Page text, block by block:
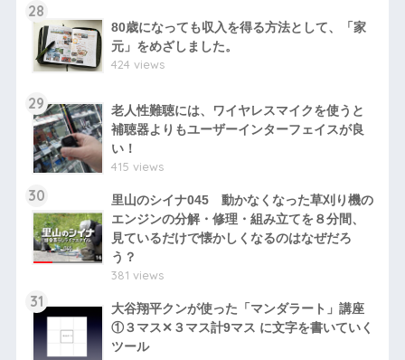
28
80歳になっても収入を得る方法として、「家
元」をめざしました。
424 views
29
老人性難聴には、ワイヤレスマイクを使うと
補聴器よりもユーザーインターフェイスが良
い！
415 views
30
里山のシイナ045 動かなくなった草刈り機の
エンジンの分解・修理・組み立てを８分間、
見ているだけで懐かしくなるのはなぜだろ
う？
381 views
31
大谷翔平クンが使った「マンダラート」講座
①３マス✕３マス計9マス に文字を書いていく
ツール